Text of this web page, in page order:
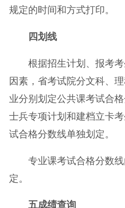
规定的时间和方式打印。
四划线
根据招生计划、报考
因素，省考试院分文科、
业分别划定公共课考试合
士兵专项计划和建档立卡
试合格分数线单独划定。
专业课考试合格分数
定。
五成绩查询